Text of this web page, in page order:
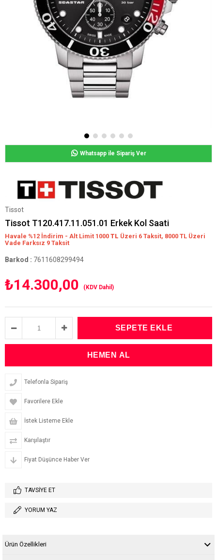
Whatsapp ile Sipariş Ver
Tissot
Tissot T120.417.11.051.01 Erkek Kol Saati
Havale %12 İndirim - Alt Limit 1000 TL Üzeri 6 Taksit, 8000 TL Üzeri
Vade Farksız 9 Taksit
Barkod : 7611608299494
₺14.300,00 (KDV Dahil)
Telefonla Sipariş
Favorilere Ekle
İstek Listeme Ekle
Karşılaştır
Fiyat Düşünce Haber Ver
TAVSIYE ET
YORUM YAZ
Ürün Özellikleri